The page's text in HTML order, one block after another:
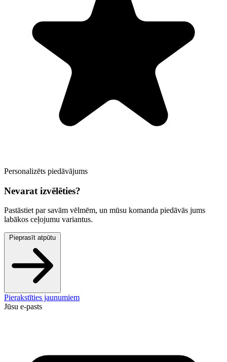
Personalizēts piedāvājums
Nevarat izvēlēties?
Pastāstiet par savām vēlmēm, un mūsu komanda piedāvās jums
labākos ceļojumu variantus.
Pieprasīt atpūtu
Pierakstīties jaunumiem
Jūsu e-pasts